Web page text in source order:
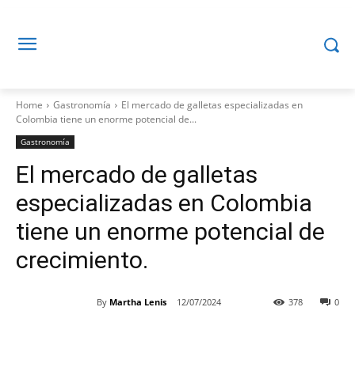
Home Gastronomía
El mercado de galletas especializadas en
Colombia tiene un enorme potencial de...
Gastronomía
El mercado de galletas
especializadas en Colombia
tiene un enorme potencial de
crecimiento.
By Martha Lenis 12/07/2024 0
378